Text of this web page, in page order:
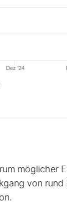
Dez '24
möglicher
von